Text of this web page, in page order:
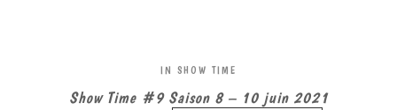
IN SHOW TIME
Show Time #9 Saison 8 – 10 juin 2021